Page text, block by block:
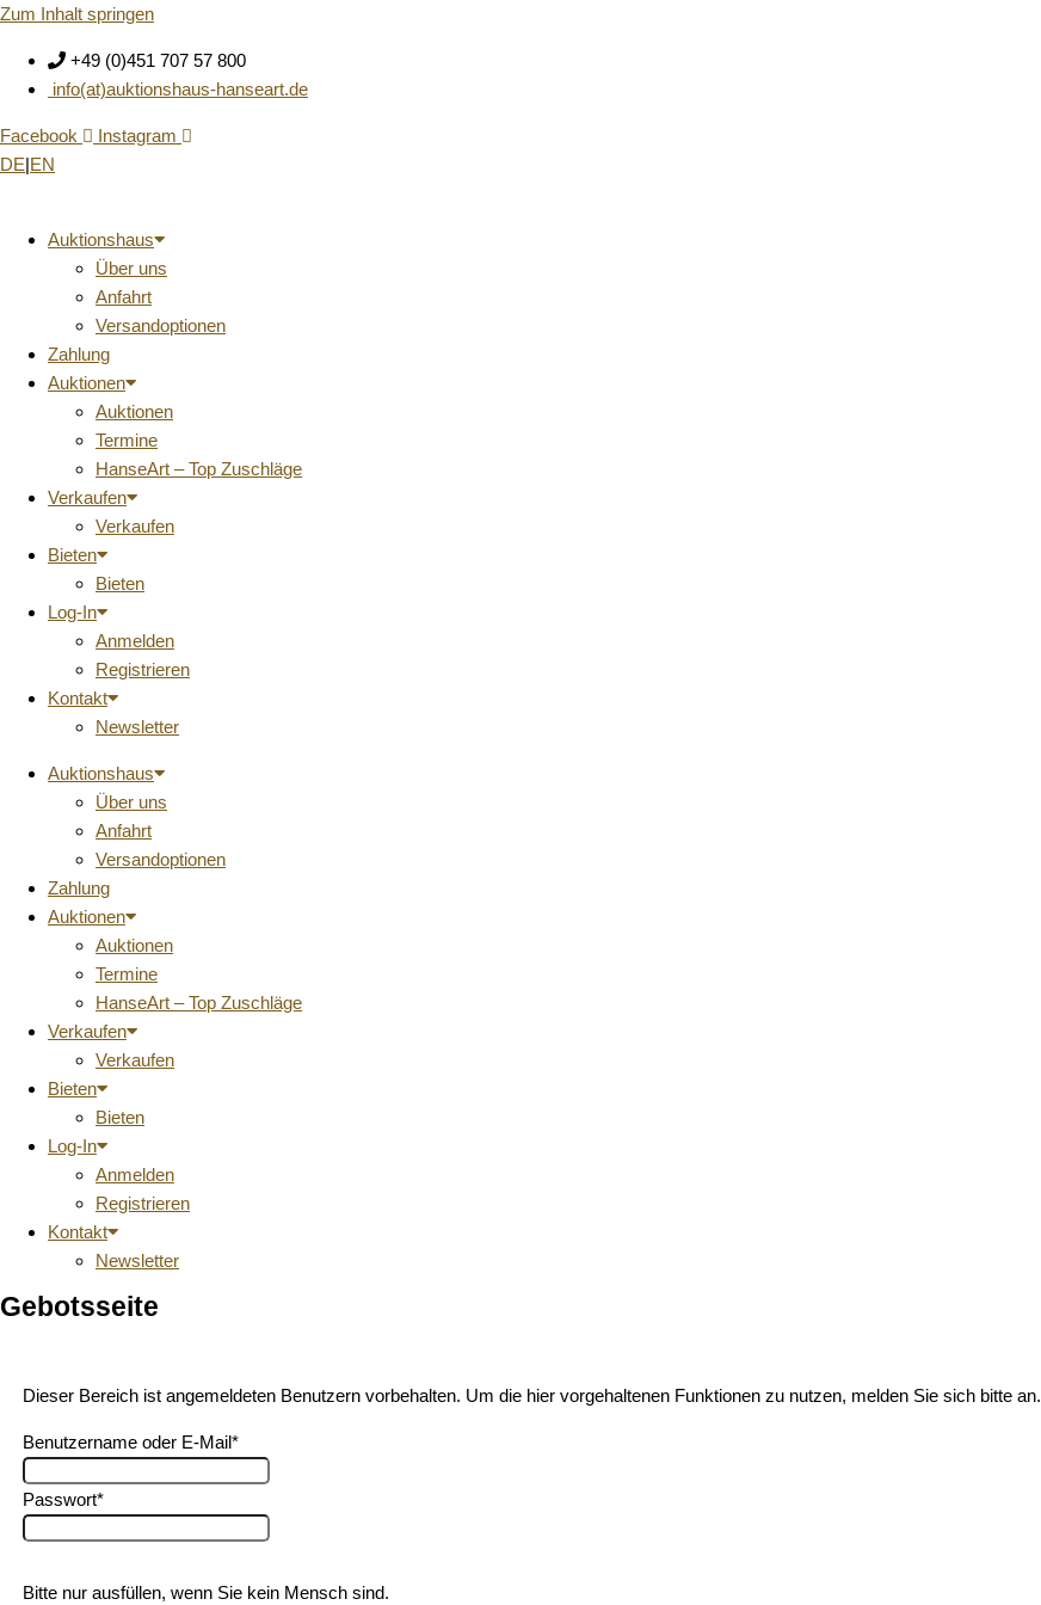
Zum Inhalt springen
+49 (0)451 707 57 800
info(at)auktionshaus-hanseart.de
Facebook
Instagram
DE|EN
Auktionshaus
Über uns
Anfahrt
Versandoptionen
Zahlung
Auktionen
Auktionen
Termine
HanseArt – Top Zuschläge
Verkaufen
Verkaufen
Bieten
Bieten
Log-In
Anmelden
Registrieren
Kontakt
Newsletter
Auktionshaus
Über uns
Anfahrt
Versandoptionen
Zahlung
Auktionen
Auktionen
Termine
HanseArt – Top Zuschläge
Verkaufen
Verkaufen
Bieten
Bieten
Log-In
Anmelden
Registrieren
Kontakt
Newsletter
Gebotsseite
Dieser Bereich ist angemeldeten Benutzern vorbehalten. Um die hier vorgehaltenen Funktionen zu nutzen, melden Sie sich bitte an.
Benutzername oder E-Mail*
Passwort*
Bitte nur ausfüllen, wenn Sie kein Mensch sind.